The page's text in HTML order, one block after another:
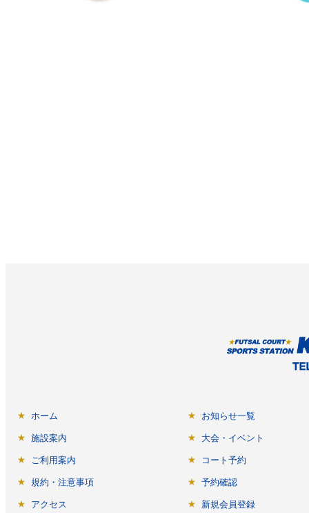
ホーム
施設案内
ご利用案内
規約・注意事項
アクセス
お知らせ一覧
大会・イベント
コート予約
予約確認
新規会員登録